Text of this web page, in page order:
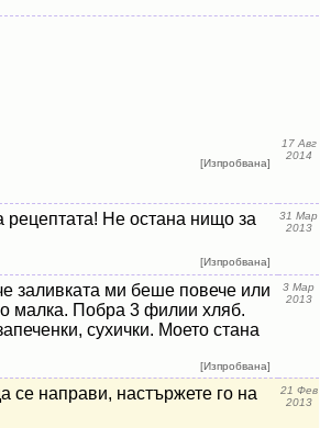
[Изпробвана]
17 Авг
2014
рецептата! Не остана нищо за
[Изпробвана]
31 Мар
2013
заливката ми беше повече или
малка. Побра 3 филии хляб.
сухички. Моето стана
[Изпробвана]
3 Мар
2013
се направи, настържете го на
21 Фев
2013